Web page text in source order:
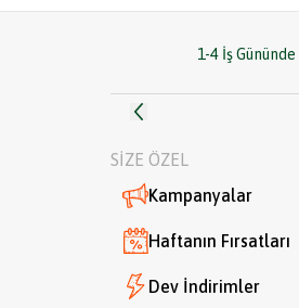
1-4 İş Gününde
SİZE ÖZEL
Kampanyalar
Haftanın Fırsatları
Dev İndirimler